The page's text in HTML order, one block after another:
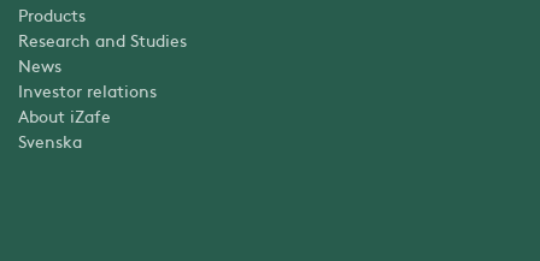
Products
Research and Studies
News
Investor relations
About iZafe
Svenska